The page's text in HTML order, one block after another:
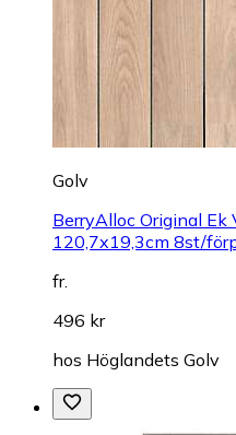
Golv
BerryAlloc Original
120,7x19,3cm 8st/
fr.
496 kr
hos Höglandets Golv